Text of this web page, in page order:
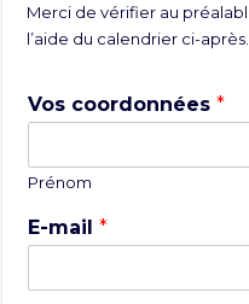
Merci de vérifier au
l’aide du calendrier ci-après.
Vos coordonnées*
Prénom
E-mail*